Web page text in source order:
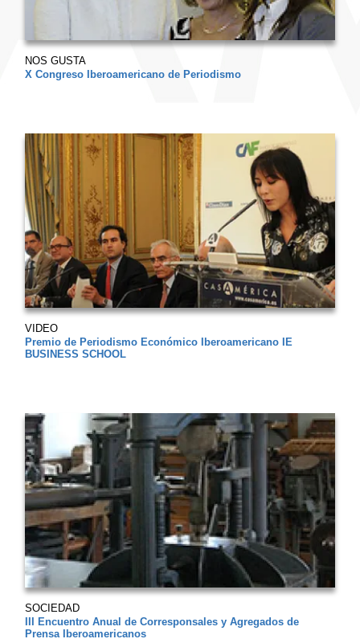
NOS GUSTA
X Congreso Iberoamericano de Periodismo
VIDEO
Premio de Periodismo Económico Iberoamericano IE
BUSINESS SCHOOL
SOCIEDAD
III Encuentro Anual de Corresponsales y Agregados de
Prensa Iberoamericanos